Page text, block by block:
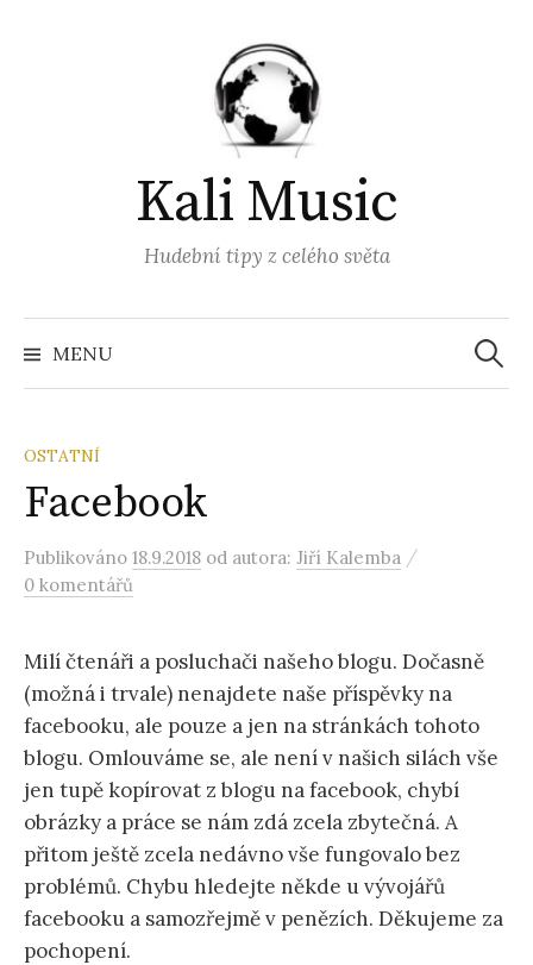
Kali Music
Hudební tipy z celého světa
MENU
OSTATNÍ
Facebook
Publikováno 18.9.2018 od autora: Jiří Kalemba /
0 komentářů
Milí čtenáři a posluchači našeho blogu. Dočasně
(možná i trvale) nenajdete naše příspěvky na
facebooku, ale pouze a jen na stránkách tohoto
blogu. Omlouváme se, ale není v našich silách vše
jen tupě kopírovat z blogu na facebook, chybí
obrázky a práce se nám zdá zcela zbytečná. A
přitom ještě zcela nedávno vše fungovalo bez
problémů. Chybu hledejte někde u vývojářů
facebooku a samozřejmě v penězích. Děkujeme za
pochopení.